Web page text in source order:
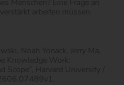
Menschen? Eine Frage an
arbeiten müssen.
Noah Yonack, Jerry Ma,
Knowledge Work:
Scope”, Harvard University /